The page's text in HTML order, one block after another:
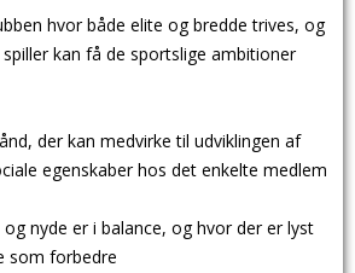
hvor både elite og bredde trives, og
kan få de sportslige ambitioner
der kan medvirke til udviklingen af
egenskaber hos det enkelte medlem
nyde er i balance, og hvor der er lyst
som forbedre